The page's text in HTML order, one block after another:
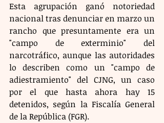
Esta agrupación ganó notoriedad
nacional tras denunciar en marzo un
rancho que presuntamente era un
"campo de exterminio" del
narcotráfico, aunque las autoridades
lo describen como un "campo de
adiestramiento" del CJNG, un caso
por el que hasta ahora hay 15
detenidos, según la Fiscalía General
de la República (FGR).